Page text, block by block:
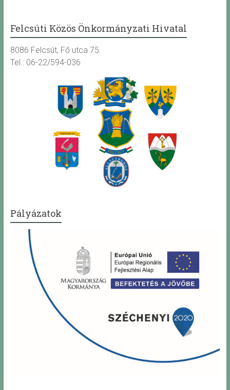
Felcsúti Közös Önkormányzati Hivatal
8086 Felcsút, Fő utca 75.
Tel.: 06-22/594-036
Pályázatok